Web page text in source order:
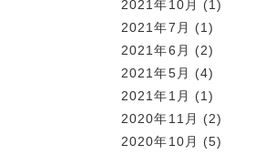
2021年10月
(1)
2021年7月
(1)
2021年6月
(2)
2021年5月
(4)
2021年1月
(1)
2020年11月
(2)
2020年10月
(5)